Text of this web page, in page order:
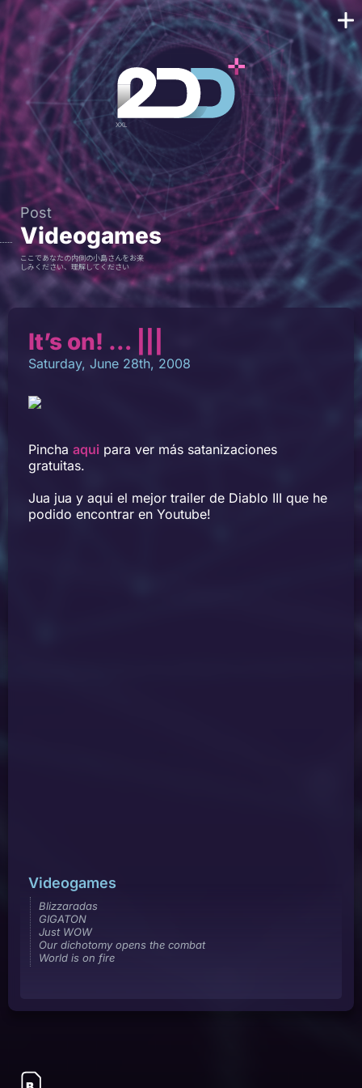
Post
Videogames
ここであなたの内側の小島さんをお楽
しみください、理解してください
It’s on! … |||
Saturday, June 28th, 2008
Pincha aqui para ver más satanizaciones
gratuitas.
Jua jua y aqui el mejor trailer de Diablo III que he
podido encontrar en Youtube!
Videogames
Blizzaradas
GIGATON
Just WOW
Our dichotomy opens the combat
World is on fire